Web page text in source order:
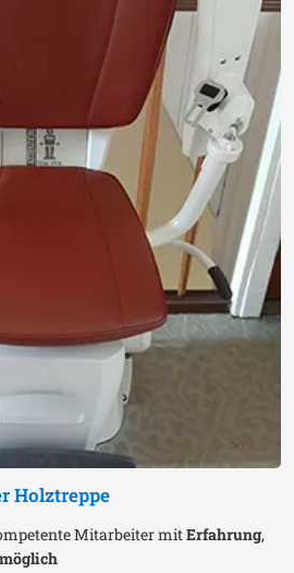
Holztreppe
Mitarbeiter mitErfahrung,